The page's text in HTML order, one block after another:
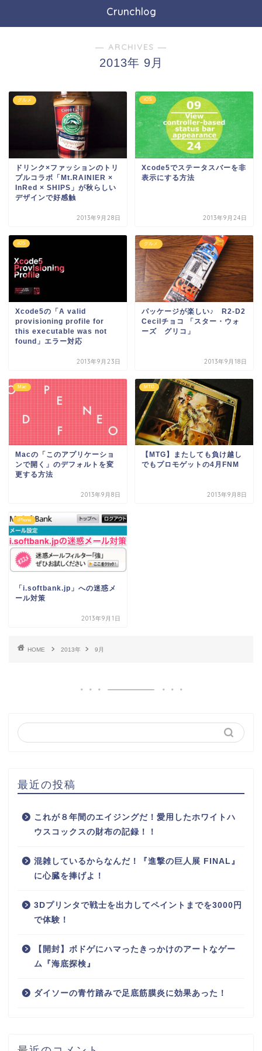
Crunchlog
― ARCHIVES ―
2013年 9月
グルメ
ドリンク×ファッションのトリ
プルコラボ「Mt.RAINIER ×
InRed × SHIPS」が秋らしい
デザインで好感触
2013年9月28日
iOS
Xcode5でステータスバーを非
表示にする方法
2013年9月24日
iOS
Xcode5の「A valid
provisioning profile for
this executable was not
found」エラー対応
2013年9月23日
グルメ
パッケージが楽しい♪ R2-D2
Cecilチョコ 「スター・ウォ
ーズ グリコ」
2013年9月18日
Mac
Macの「このアプリケーショ
ンで開く」のデフォルトを変
更する方法
2013年9月8日
MTG
【MTG】またしても負け越し
でもプロモゲットの4月FNM
2013年9月8日
iPhone
「i.softbank.jp」への迷惑メ
ール対策
2013年9月1日
HOME 2013年 9月
最近の投稿
これが８年間のエイジングだ！愛用したホワイトハ
ウスコックスの財布の記録！！
混雑しているからなんだ！『進撃の巨人展 FINAL』
に心臓を捧げよ！
3Dプリンタで戦士を出力してペイントまでを3000円
で体験！
【開封】ボドゲにハマったきっかけのアートなゲー
ム『海底探検』
ダイソーの青竹踏みで足底筋膜炎に効果あった！